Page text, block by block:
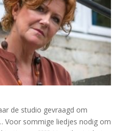
de studio gevraagd om
Voor sommige liedjes nodig om